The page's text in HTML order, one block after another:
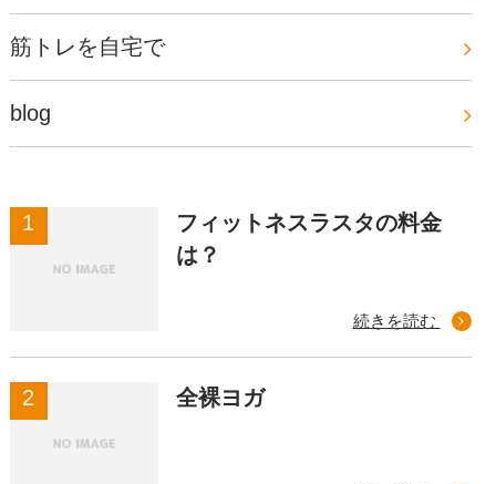
筋トレを自宅で
blog
フィットネスラスタの料金
は？
続きを読む
全裸ヨガ